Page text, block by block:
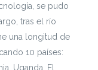
se pudo
tras el río
una longitud de
10 países:
Uganda, El